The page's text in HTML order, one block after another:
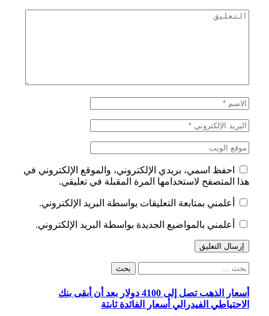
احفظ اسمي، بريدي الإلكتروني، والموقع الإلكتروني في
هذا المتصفح لاستخدامها المرة المقبلة في تعليقي.
أعلمني بمتابعة التعليقات بواسطة البريد الإلكتروني.
أعلمني بالمواضيع الجديدة بواسطة البريد الإلكتروني.
البحث
أسعار الذهب تصل إلى 4100 دولار بعد أن أبقى بنك
الاحتياطي الفيدرالي أسعار الفائدة ثابتة